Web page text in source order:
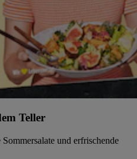
Teller
und erfrischende